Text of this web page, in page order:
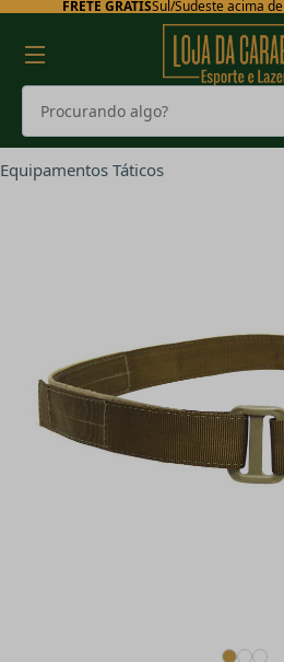
FRETE GRÁTISSul/Sudeste acima de
Equipamentos Táticos